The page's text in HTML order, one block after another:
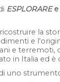
ESPLORAREe
la
e
e
in Italia ed è
uno